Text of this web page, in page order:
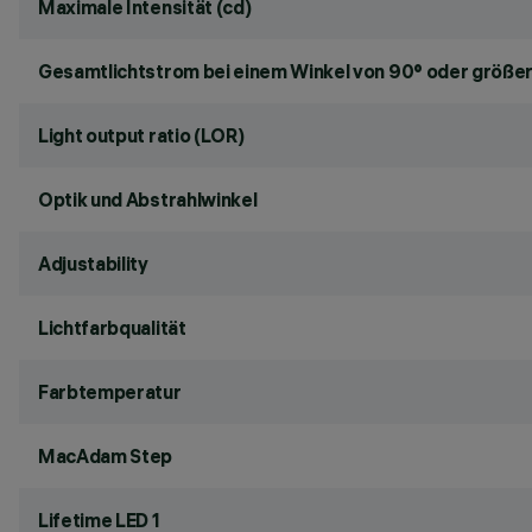
Maximale Intensität (cd)
Gesamtlichtstrom bei einem Winkel von 90° oder
Light output ratio (LOR)
Optik und Abstrahlwinkel
Adjustability
Lichtfarbqualität
Farbtemperatur
MacAdam Step
Lifetime LED 1